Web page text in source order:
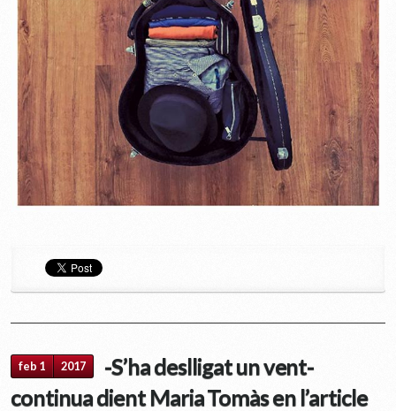
feb 1 2017
-S’ha deslligat un vent-
continua dient Maria Tomàs en l’article